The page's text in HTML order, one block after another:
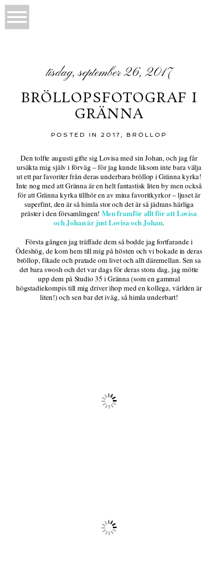
tisdag, september 26, 2017
BRÖLLOPSFOTOGRAF I
GRÄNNA
POSTED IN 2017 , BRÖLLOP
Den tolfte augusti gifte sig Lovisa med sin Johan, och jag får
ursäkta mig själv i förväg – för jag kunde liksom inte bara välja
ut ett par favoriter från deras underbara bröllop i Gränna kyrka!
Inte nog med att Gränna är en helt fantastisk liten by men också
för att Gränna kyrka tillhör en av mina favoritkyrkor – ljuset är
superfint, den är så himla stor och det är så jädrans härliga
präster i den församlingen! Men framför allt för att Lovisa
och Johan är just Lovisa och Johan.
Första gången jag träffade dem så bodde jag fortfarande i
Ödeshög, de kom hem till mig på hösten och vi bokade in deras
bröllop, fikade och pratade om livet och allt däremellan. Sen sa
det bara swosh och det var dags för deras stora dag, jag mötte
upp dem på Studio 35 i Gränna (som en gammal
högstadiekompis till mig driver ihop med en kollega, världen är
liten!) och sen bar det iväg, så himla underbart!